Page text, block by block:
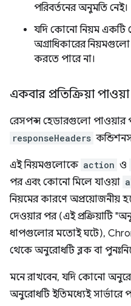
পরিবর্তনের অনুমতি নেই।
যদি কোনো নিয়ম একটি
অগ্রাধিকারের
করতে পারে না।
একবার প্রতিক্রিয়া
রেসপন্স হেডারগুলো পাওয়ার
responseHeaders
এই নিয়মগুলোকে action ও
পর এবং কোনো মিলে যাওয়া
নিয়মের কারণে অপ্রয়োজনীয়
দেওয়ার পর (এই প্রক্রিয়াটি
ধাপগুলোর মতোই ঘটে),
থেকে অনুরোধটি ব্লক বা
মনে রাখবেন, যদি কোনো
অনুরোধটি ইতিমধ্যেই সার্ভারে